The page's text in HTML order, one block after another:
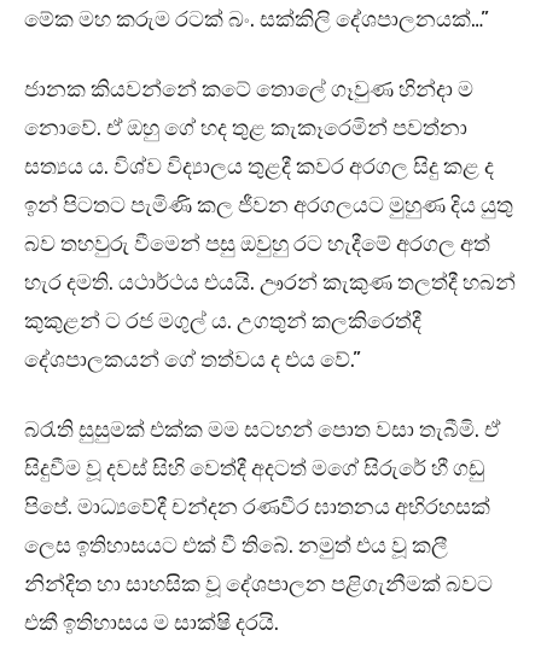
මේක මහ කරුම රටක් බං. සක්කිලි දේශපාලනයක්…”
ජානක කියවන්නේ කටේ තොලේ ගෑවුණ හින්දා ම
නොවේ. ඒ ඔහු ගේ හද තුළ කැකෑරෙමින් පවත්නා
සත්‍යය ය. විශ්ව විද්‍යාලය තුළදී කවර අරගල සිදු කළ ද
ඉන් පිටතට පැමිණි කල ජීවන අරගලයට මුහුණ දිය යුතු
බව තහවුරු වීමෙන් පසු ඔවුහු රට හැදීමේ අරගල අත්
හැර දමති. යථාර්ථය එයයි. ඌරන් කැකුණ තලත්දී හබන්
කුකුළන් ට රජ මගුල් ය. උගතුන් කලකිරෙත්දී
දේශපාලකයන් ගේ තත්වය ද එය වේ.”
බරැති සුසුමක් එක්ක මම සටහන් පොත වසා තැබීමි. ඒ
සිදුවීම වූ දවස් සිහි වෙත්දී අදටත් මගේ සිරුරේ හී ගඩු
පිපේ. මාධ්‍යවේදී චන්දන රණවීර ඝාතනය අභිරහසක්
ලෙස ඉතිහාසයට එක් වී තිබේ. නමුත් එය වූ කලී
නින්දිත හා සාහසික වූ දේශපාලන පළිගැනීමක් බවට
එකී ඉතිහාසය ම සාක්ෂි දරයි.